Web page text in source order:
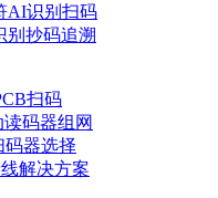
AI识别扫码
别抄码追溯
扫码
码器组网
码器选择
解决方案